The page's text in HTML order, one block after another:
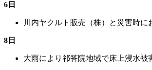
6日
川内ヤクルト販売（株）と災害時に
8日
大雨により祁答院地域で床上浸水被